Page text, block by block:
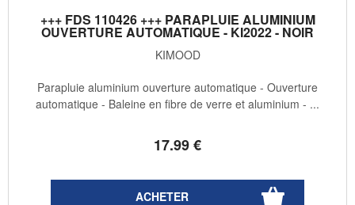
+++ FDS 110426 +++ PARAPLUIE ALUMINIUM
OUVERTURE AUTOMATIQUE - KI2022 - NOIR
KIMOOD
17.99€
Parapluie aluminium ouverture automatique - Ouverture
automatique - Baleine en fibre de verre et aluminium - ...